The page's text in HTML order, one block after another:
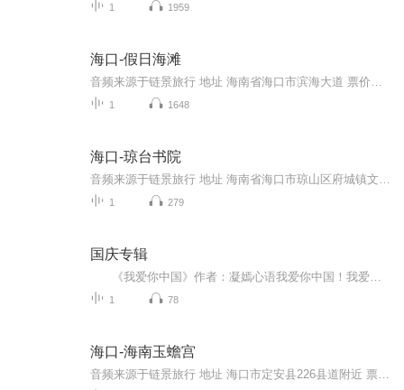
1 1959
海口-假日海滩
1 1648
海口-琼台书院
1 279
国庆专辑
1 78
海口-海南玉蟾宫